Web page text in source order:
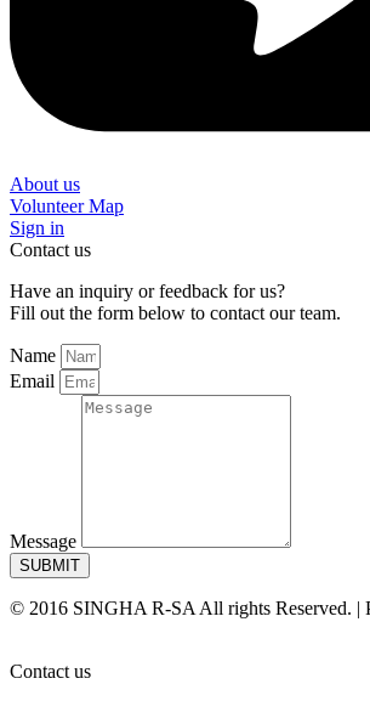
About us
Volunteer Map
Sign in
Contact us
Have an inquiry or feedback for us?
Fill out the form below to contact our team.
Name
Email
Message
SUBMIT
© 2016 SINGHA R-SA All rights Reserved. |
Contact us